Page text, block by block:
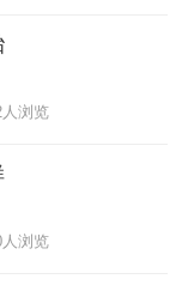
浏览
浏览